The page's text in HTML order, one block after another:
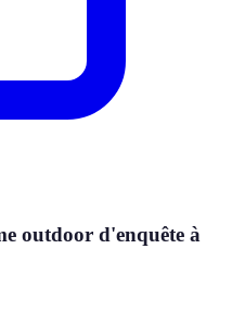
outdoor d'enquête à